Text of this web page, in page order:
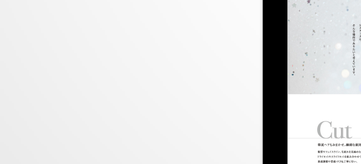
Google Map で